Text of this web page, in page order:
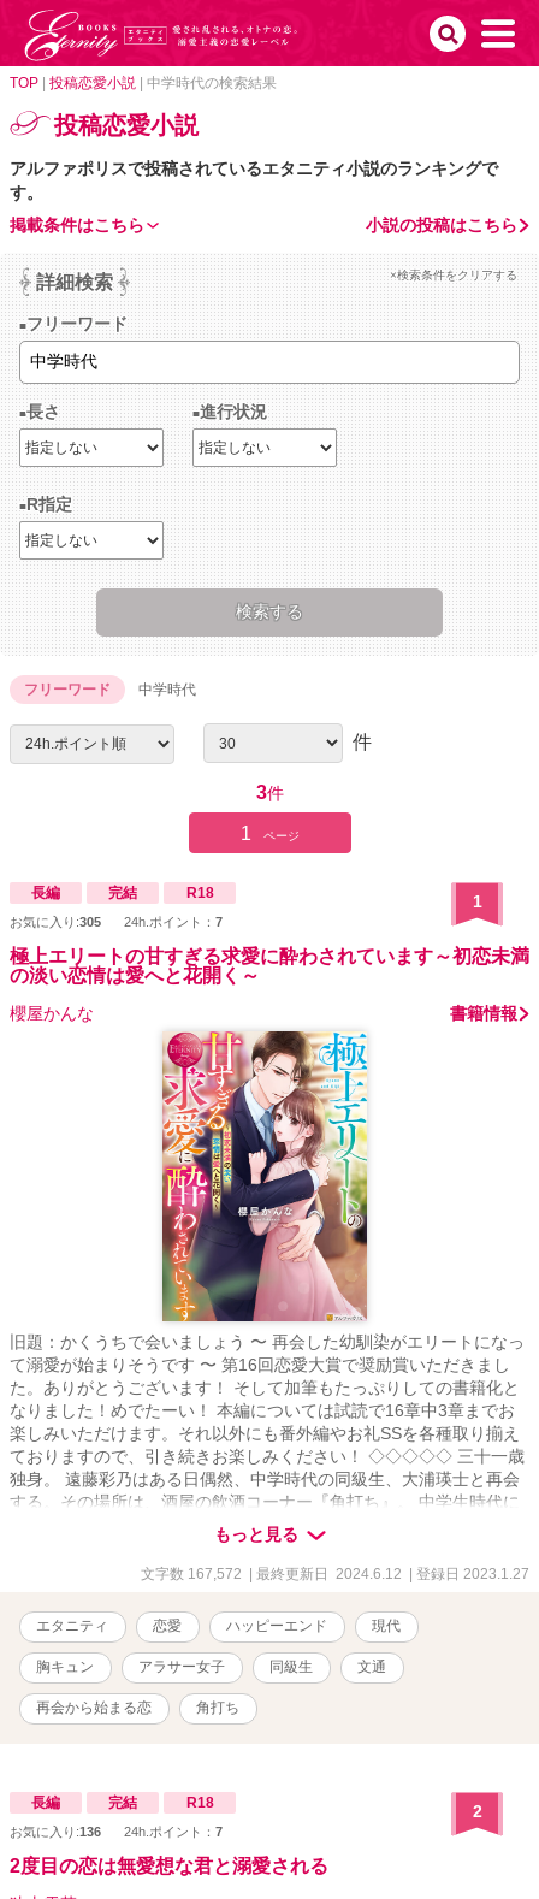
TOP 投稿恋愛小説 中学時代の検索結果
投稿恋愛小説
アルファポリスで投稿されているエタニティ小説のランキングで
す。
小説の投稿はこちら
掲載条件はこちら
詳細検索 ×検索条件をクリアする
フリーワード
長さ 進行状況
R指定
フリーワード 中学時代
件
3件
1 ページ
長編 完結 R18
お気に入り:305 24h.ポイント： 7
1
極上エリートの甘すぎる求愛に酔わされています～初恋未満
の淡い恋情は愛へと花開く～
櫻屋かんな 書籍情報
旧題：かくうちで会いましょう 〜 再会した幼馴染がエリートになっ
て溺愛が始まりそうです 〜 第16回恋愛大賞で奨励賞いただきまし
た。ありがとうございます！ そして加筆もたっぷりしての書籍化と
なりました！めでたーい！ 本編については試読で16章中3章までお
楽しみいただけます。それ以外にも番外編やお礼SSを各種取り揃え
ておりますので、引き続きお楽しみください！ ◇◇◇◇◇ 三十一歳
独身。 遠藤彩乃はある日偶然、中学時代の同級生、大浦瑛士と再会
する。その場所は、酒屋の飲酒コーナー『角打ち』。 中学生時代に
文通をしていた二人だが、そのときにしたやらかしで、彩乃は一方
的に罪悪感を抱いていた。そんな彼女に瑛士はグイグイと誘いかけ
攻めてくる。 あれ、これってもしかして付き合っている？ でもどう
れ違い恋愛話。 すべての酒と肴と、甘い恋愛話を愛する人に捧げま
す。
もっと見る
文字数 167,572 | 最終更新日 2024.6.12 | 登録日 2023.1.27
エタニティ 恋愛 ハッピーエンド 現代
胸キュン アラサー女子 同級生 文通
再会から始まる恋 角打ち
長編 完結 R18
お気に入り:136 24h.ポイント： 7
2
2度目の恋は無愛想な君と溺愛される